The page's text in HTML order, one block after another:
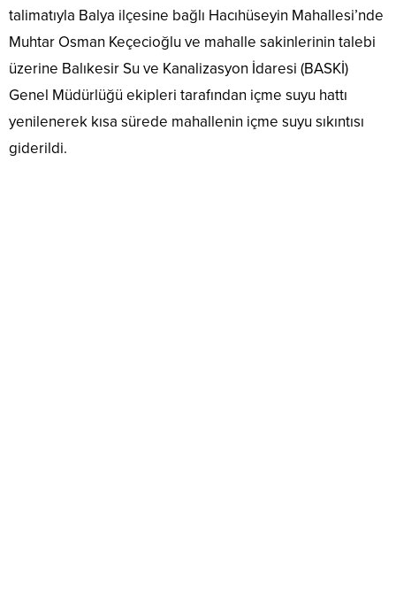
talimatıyla Balya ilçesine bağlı Hacıhüseyin Mahallesi’nde
Muhtar Osman Keçecioğlu ve mahalle sakinlerinin talebi
üzerine Balıkesir Su ve Kanalizasyon İdaresi (BASKİ)
Genel Müdürlüğü ekipleri tarafından içme suyu hattı
yenilenerek kısa sürede mahallenin içme suyu sıkıntısı
giderildi.